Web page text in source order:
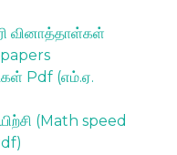
வினாத்தாள்கள்
Pdf (எம்.ஏ.
(Math speed